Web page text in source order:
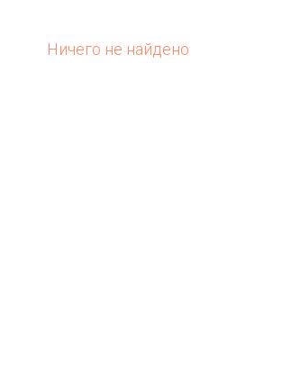
Ничего не найдено